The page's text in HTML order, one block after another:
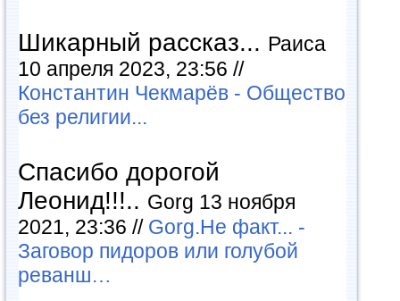
Шикарный рассказ... Раиса
10 апреля 2023, 23:56 //
Константин Чекмарёв - Общество
без религии...
Спасибо дорогой
Леонид!!!.. Gorg 13 ноября
2021, 23:36 // Gorg.Не факт... -
Заговор пидоров или голубой
реванш…